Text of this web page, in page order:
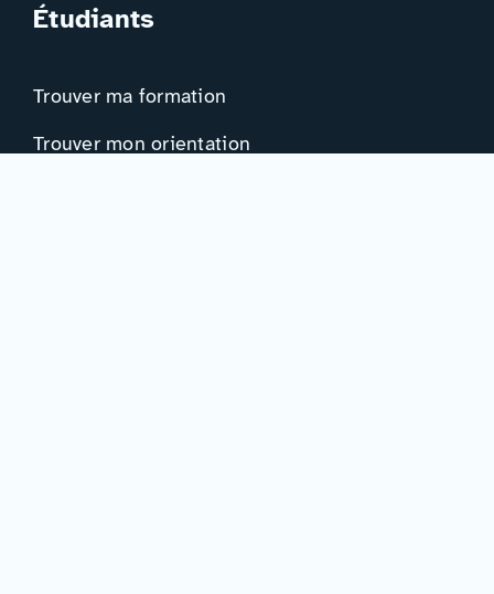
Étudiants
Trouver ma formation
Trouver mon orientation